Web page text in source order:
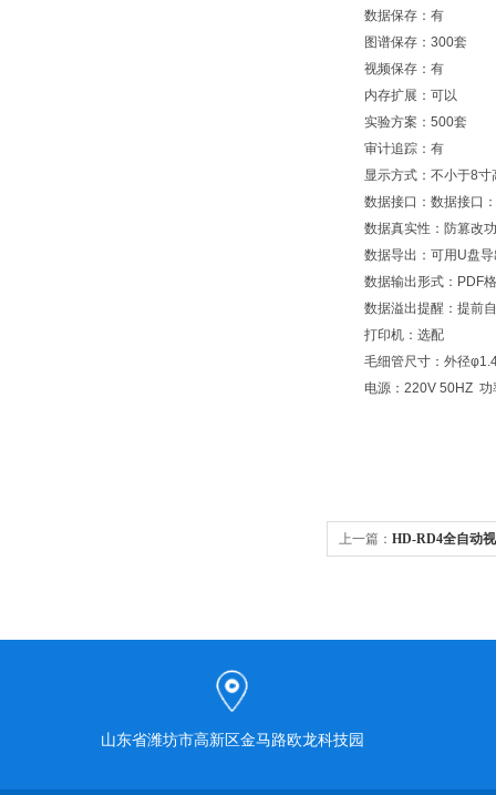
数据保存：有
图谱保存：300套
视频保存：有
内存扩展：可以
实验方案：500套
审计追踪：有
显示方式：不小于8寸
数据接口：数据接口
数据真实性：防篡改
数据导出：可用U盘
数据输出形式：PDF
数据溢出提醒：提前
打印机：选配
毛细管尺寸：外径
电源：220V 50HZ 功
上一篇： HD-RD4全自动
山东省潍坊市高新区金马路欧龙科技园